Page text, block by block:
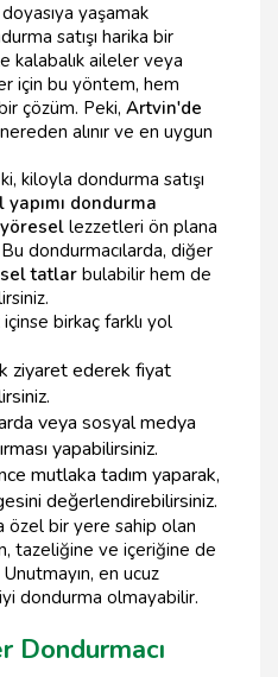
yaşamak
satışı harika bir
kalabalık aileler veya
için bu yöntem, hem
çözüm. Peki, Artvin'de
nereden alınır ve en uygun
kiloyla dondurma satışı
yapımı dondurma
yöresel lezzetleri ön plana
Bu dondurmacılarda, diğer
tatlar bulabilir hem de
birkaç farklı yol
ziyaret ederek fiyat
veya sosyal medya
yapabilirsiniz.
mutlaka tadım yaparak,
değerlendirebilirsiniz.
özel bir yere sahip olan
tazeliğine ve içeriğine de
en ucuz
dondurma olmayabilir.
Dondurmacı